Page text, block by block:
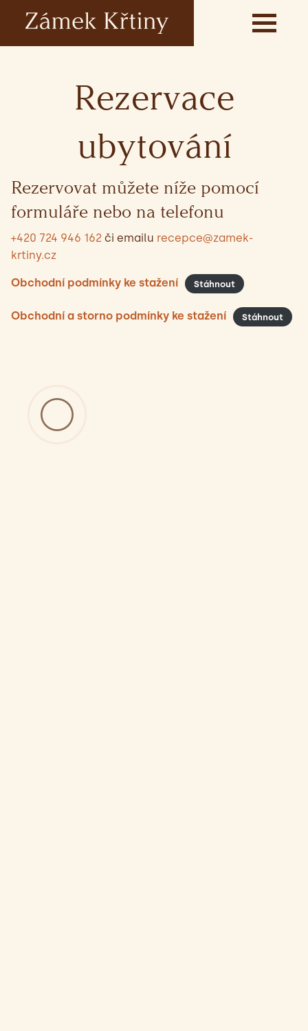
Rezervace
ubytování
Rezervovat můžete níže pomocí
formuláře nebo na telefonu
+420 724 946 162 či emailu recepce@zamek-
krtiny.cz
Obchodní podmínky ke stažení Stáhnout
Obchodní a storno podmínky ke stažení Stáhnout